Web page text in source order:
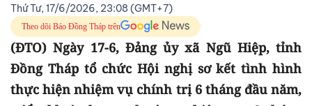
Thứ Tư, 17/6/2026, 23:08 (GMT+7)
Theo dõi Báo Đồng Tháp trên
(ĐTO) Ngày 17-6, Đảng ủy xã Ngũ Hiệp, tỉnh
Đồng Tháp tổ chức Hội nghị sơ kết tình hình
thực hiện nhiệm vụ chính trị 6 tháng đầu năm,